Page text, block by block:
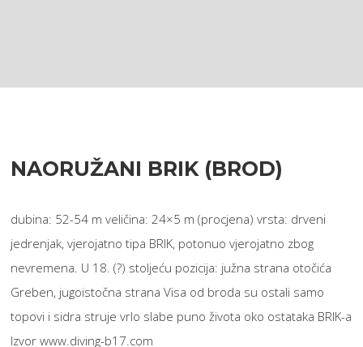
NAORUŽANI BRIK (BROD)
dubina: 52-54 m veličina: 24×5 m (procjena) vrsta: drveni
jedrenjak, vjerojatno tipa BRIK, potonuo vjerojatno zbog
nevremena. U 18. (?) stoljeću pozicija: južna strana otočića
Greben, jugoistočna strana Visa od broda su ostali samo
topovi i sidra struje vrlo slabe puno života oko ostataka BRIK-a
Izvor www.diving-b17.com